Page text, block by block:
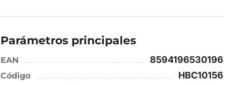
Parámetros principales
EAN 8594196530196
Código HBC10156